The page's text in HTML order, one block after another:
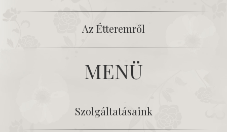
Az Étteremről
MENÜ
Szolgáltatásaink